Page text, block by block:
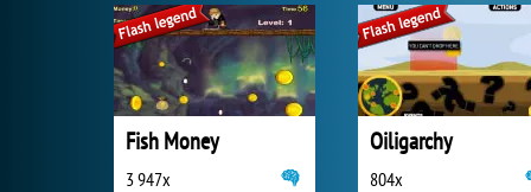
Fish Money
3 947x
Oiligarchy
804x